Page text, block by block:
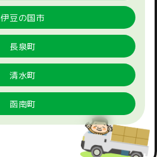
伊豆の国市
長泉町
清水町
函南町